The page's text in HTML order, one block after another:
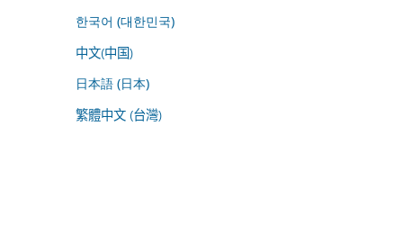
한국어 (대한민국)
中文(中国)
日本語 (日本)
繁體中文 (台灣)